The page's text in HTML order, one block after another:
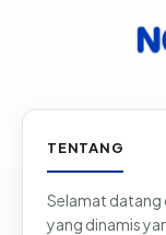
TENTANG
Selamat datang
yang dinamis